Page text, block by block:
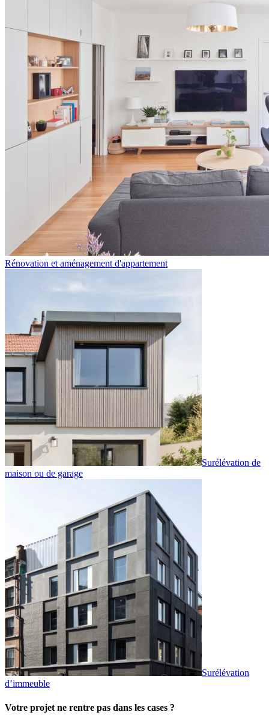
Rénovation et aménagement d'appartement
Surélévation de
maison ou de garage
Surélévation
d’immeuble
Votre projet ne rentre pas dans les cases ?